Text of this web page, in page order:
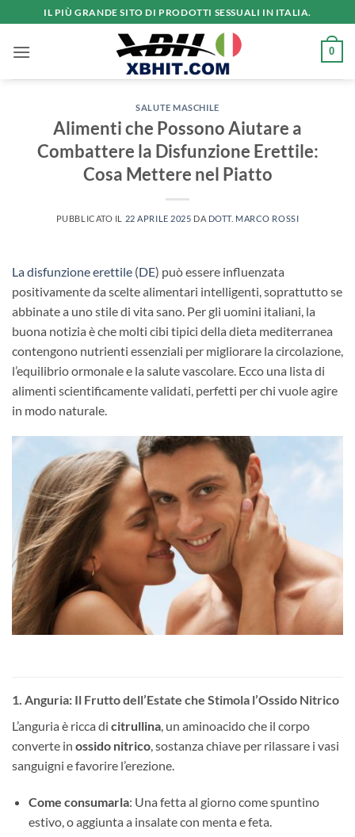
ai
contenuti
IL PIÙ GRANDE SITO DI PRODOTTI SESSUALI IN ITALIA.
0
SALUTE MASCHILE
Alimenti che Possono Aiutare a
Combattere la Disfunzione Erettile:
Cosa Mettere nel Piatto
PUBBLICATO IL 22 APRILE 2025 DA DOTT. MARCO ROSSI
La disfunzione erettile (DE) può essere influenzata
positivamente da scelte alimentari intelligenti, soprattutto se
abbinate a uno stile di vita sano. Per gli uomini italiani, la
buona notizia è che molti cibi tipici della dieta mediterranea
contengono nutrienti essenziali per migliorare la circolazione,
l’equilibrio ormonale e la salute vascolare. Ecco una lista di
alimenti scientificamente validati, perfetti per chi vuole agire
in modo naturale.
1. Anguria: Il Frutto dell’Estate che Stimola l’Ossido Nitrico
L’anguria è ricca di citrullina, un aminoacido che il corpo
converte in ossido nitrico, sostanza chiave per rilassare i vasi
sanguigni e favorire l’erezione.
Come consumarla: Una fetta al giorno come spuntino
estivo, o aggiunta a insalate con menta e feta.